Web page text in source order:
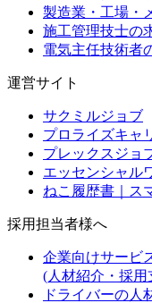
製造業・工場・
施工管理技士の
電気主任技術者
運営サイト
サクミルジョブ
プロライズキャ
プレックスジョ
エッセンシャル
ねこ履歴書｜ス
採用担当者様へ
企業向けサービ
(人材紹介・採
ドライバーの人